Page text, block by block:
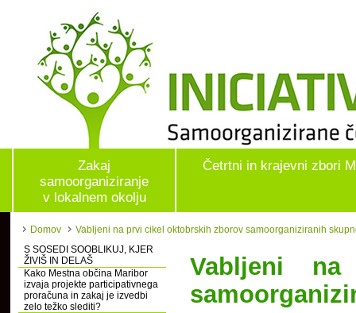
Zakaj
samoorganiziranje
v lokalnem okolju
Četrtni in krajevni zbori
Domov
Vabljeni na prvi cikel oktobrskih zborov samoorganiziranih
S SOSEDI SOOBLIKUJ, KJER
ŽIVIŠ IN DELAŠ
Kako Mestna občina Maribor
izvaja projekte participativnega
proračuna in zakaj je izvedbi
zelo težko slediti?
Vabljeni